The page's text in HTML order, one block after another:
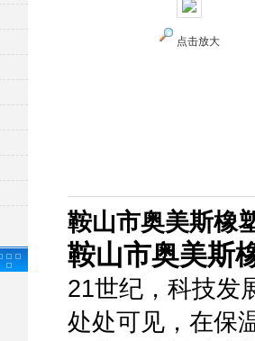
点击放大
鞍山市奥美斯橡
鞍山市奥美斯
21世纪，科技发
处处可见，在保